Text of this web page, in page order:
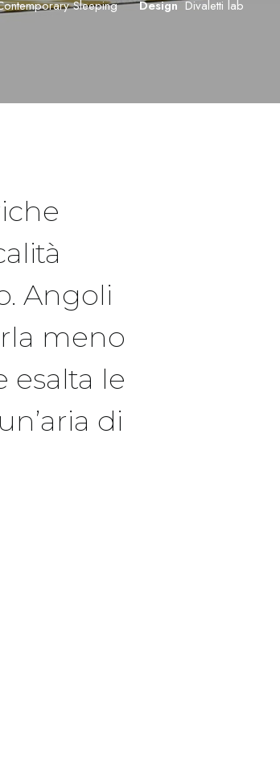
Sleeping Design Divaletti lab
Angoli
meno
le
di